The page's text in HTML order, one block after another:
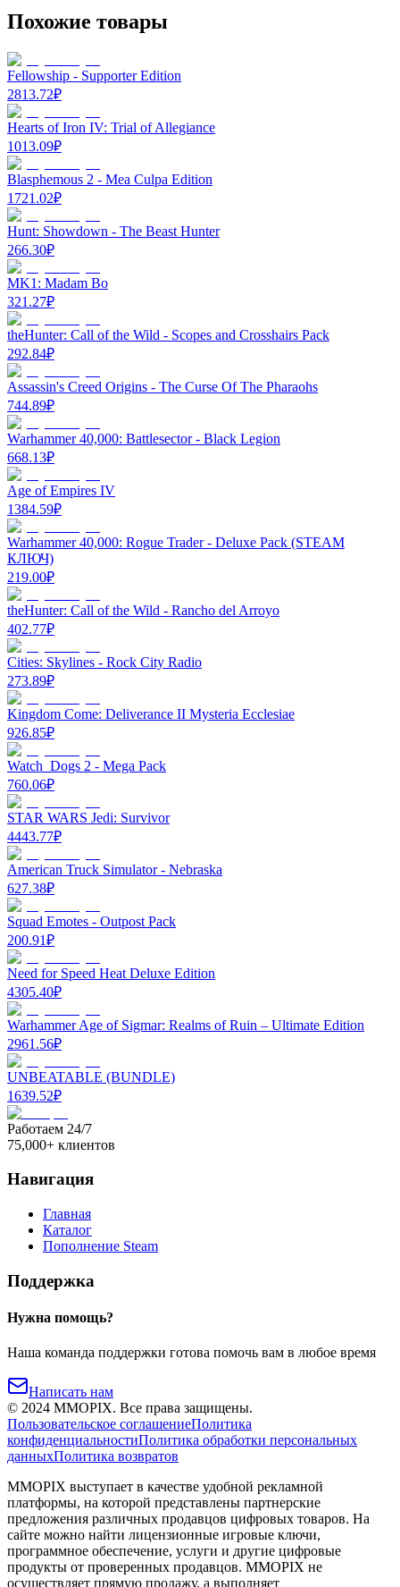
Похожие товары
Fellowship - Supporter Edition
2813.72₽
Hearts of Iron IV: Trial of Allegiance
1013.09₽
Blasphemous 2 - Mea Culpa Edition
1721.02₽
Hunt: Showdown - The Beast Hunter
266.30₽
MK1: Madam Bo
321.27₽
theHunter: Call of the Wild - Scopes and Crosshairs Pack
292.84₽
Assassin's Creed Origins - The Curse Of The Pharaohs
744.89₽
Warhammer 40,000: Battlesector - Black Legion
668.13₽
Age of Empires IV
1384.59₽
Warhammer 40,000: Rogue Trader - Deluxe Pack (STEAM
КЛЮЧ)
219.00₽
theHunter: Call of the Wild - Rancho del Arroyo
402.77₽
Cities: Skylines - Rock City Radio
273.89₽
Kingdom Come: Deliverance II Mysteria Ecclesiae
926.85₽
Watch_Dogs 2 - Mega Pack
760.06₽
STAR WARS Jedi: Survivor
4443.77₽
American Truck Simulator - Nebraska
627.38₽
Squad Emotes - Outpost Pack
200.91₽
Need for Speed Heat Deluxe Edition
4305.40₽
Warhammer Age of Sigmar: Realms of Ruin – Ultimate Edition
2961.56₽
UNBEATABLE (BUNDLE)
1639.52₽
Работаем 24/7
75,000+ клиентов
Навигация
Главная
Каталог
Пополнение Steam
Поддержка
Нужна помощь?
Наша команда поддержки готова помочь вам в любое время
Написать нам
© 2024 MMOPIX. Все права защищены.
Пользовательское соглашениеПолитика
конфиденциальностиПолитика обработки персональных
данныхПолитика возвратов
MMOPIX выступает в качестве удобной рекламной
платформы, на которой представлены партнерские
предложения различных продавцов цифровых товаров. На
сайте можно найти лицензионные игровые ключи,
программное обеспечение, услуги и другие цифровые
продукты от проверенных продавцов. MMOPIX не
осуществляет прямую продажу, а выполняет